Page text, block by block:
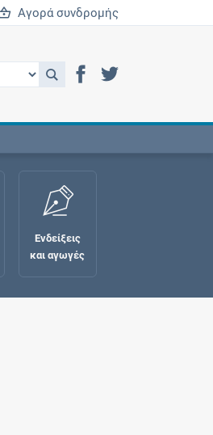
Αγορά συνδρομής
Ενδείξεις
και αγωγές